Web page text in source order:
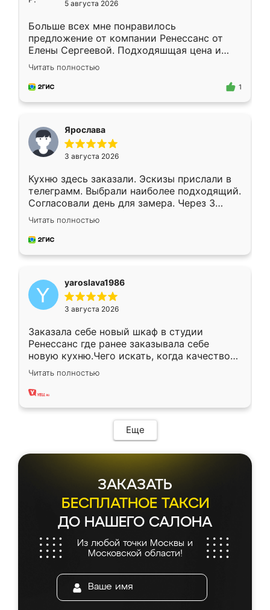
5 августа 2026
Больше всех мне понравилось
предложение от компании Ренессанс от
Елены Сергеевой. Подходяшщая цена и
короткие сроки изготовления. Приехавший
для замера сотрудник Владислав
предложил по моему эскизу самый
Читать полностью
1
Ярослава
3 августа 2026
Кухню здесь заказали. Эскизы прислали в
телеграмм. Выбрали наиболее подходящий.
Согласовали день для замера. Через 3
недели кухня была уже готова. Остались
довольны работой. Спасибо Ренессанс
мебель за качественную работу!
Читать полностью
yaroslava1986
3 августа 2026
Заказала себе новый шкаф в студии
Ренессанс где ранее заказывала себе
новую кухню.Чего искать, когда качеством
вполне довольна. Служит кухня уже почти
два года, нареканий нет.
Читать полностью
Еще
ЗАКАЗАТЬ
БЕСПЛАТНОЕ ТАКСИ
ДО НАШЕГО САЛОНА
Из любой точки Москвы и
Московской области!